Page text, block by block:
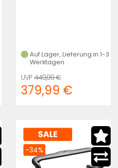
Auf Lager, Lieferung in 1-3
Werktagen
449,99 €
379,99 €
-34%